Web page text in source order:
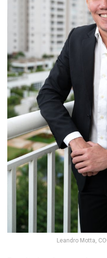
Leandro Motta,